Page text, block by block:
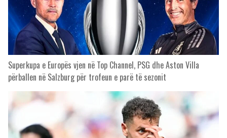
Superkupa e Europës vjen në Top Channel, PSG dhe Aston Villa
përballen në Salzburg për trofeun e parë të sezonit